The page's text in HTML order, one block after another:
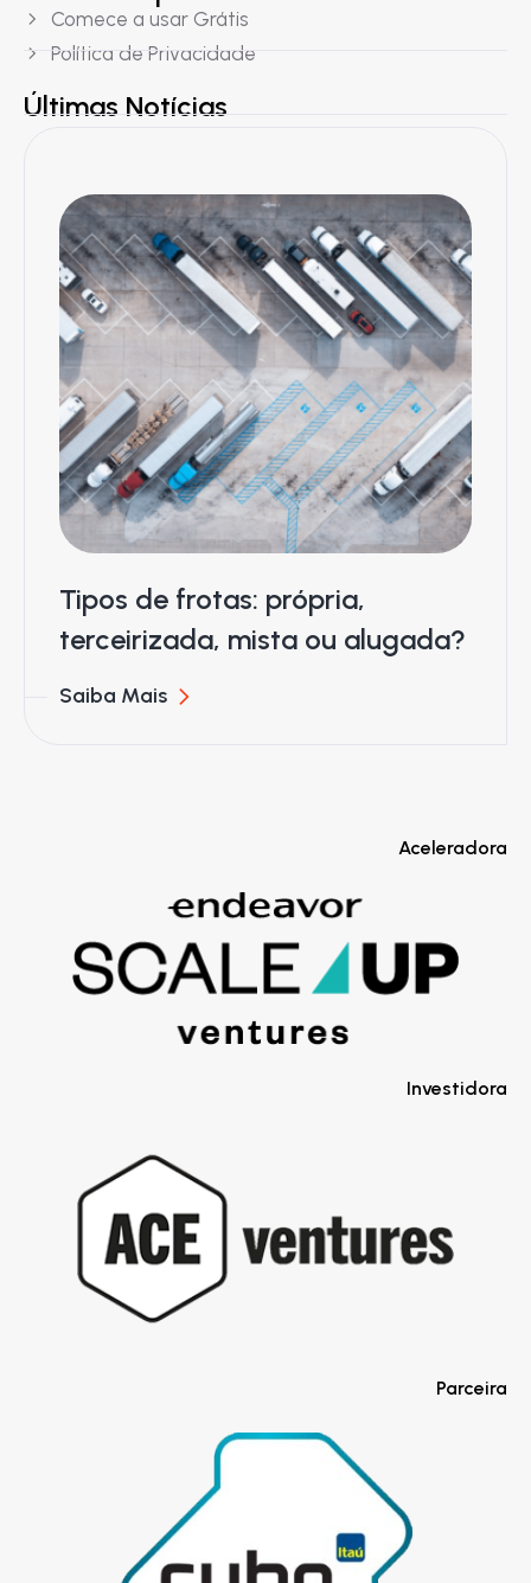
Comece a usar Grátis
Política de Privacidade
Últimas Notícias
Tipos de frotas: própria,
terceirizada, mista ou alugada?
Saiba Mais
Aceleradora
Investidora
Parceira